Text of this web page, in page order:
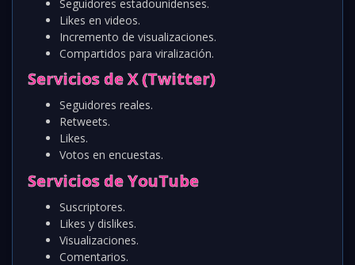
Seguidores estadounidenses.
Likes en videos.
Incremento de visualizaciones.
Compartidos para viralización.
Servicios de X (Twitter)
Seguidores reales.
Retweets.
Likes.
Votos en encuestas.
Servicios de YouTube
Suscriptores.
Likes y dislikes.
Visualizaciones.
Comentarios.